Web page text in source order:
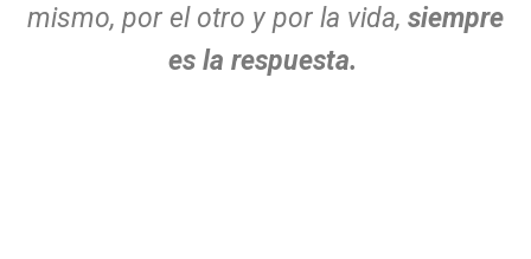
mismo, por el otro y por la vida, siempre
es la respuesta.